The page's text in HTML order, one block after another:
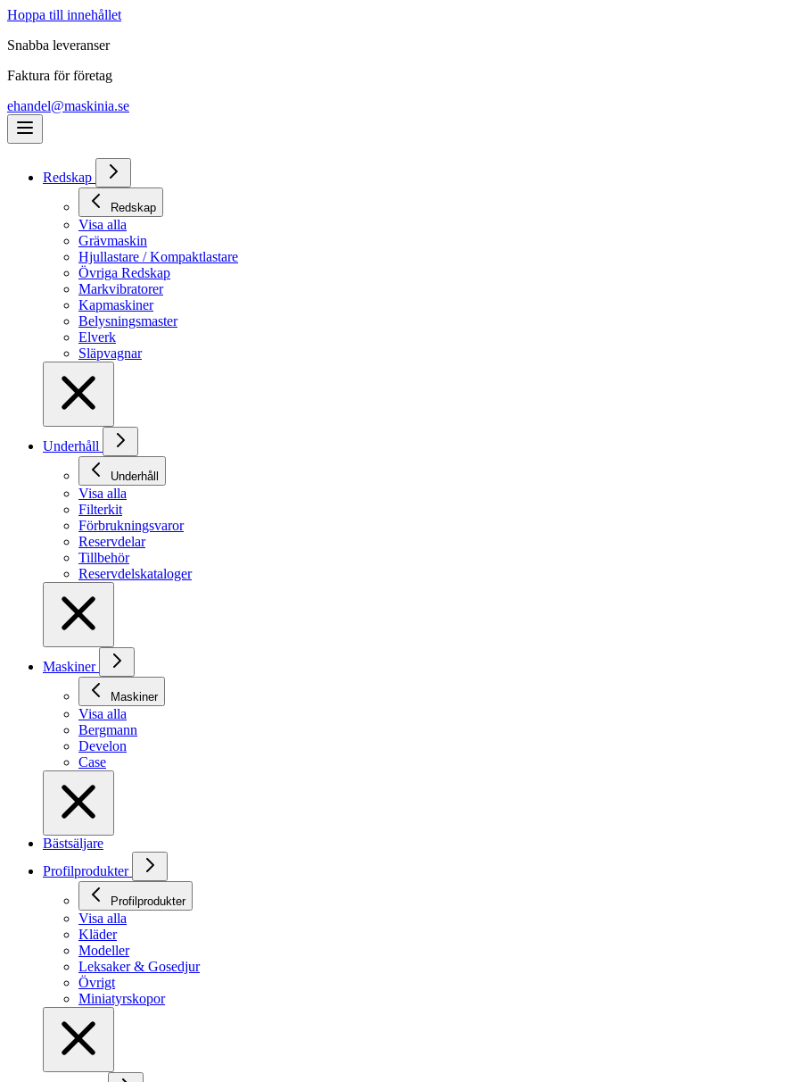
Hoppa till innehållet
Snabba leveranser
Faktura för företag
ehandel@maskinia.se
Redskap
Redskap
Visa alla
Grävmaskin
Hjullastare / Kompaktlastare
Övriga Redskap
Markvibratorer
Kapmaskiner
Belysningsmaster
Elverk
Släpvagnar
Underhåll
Underhåll
Visa alla
Filterkit
Förbrukningsvaror
Reservdelar
Tillbehör
Reservdelskataloger
Maskiner
Maskiner
Visa alla
Bergmann
Develon
Case
Bästsäljare
Profilprodukter
Profilprodukter
Visa alla
Kläder
Modeller
Leksaker & Gosedjur
Övrigt
Miniatyrskopor